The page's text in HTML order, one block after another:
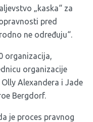
„kaska“ za
pred
ne određuju“.
organizacija,
organizacije
Alexandera i Jade
Bergdorf.
je proces pravnog